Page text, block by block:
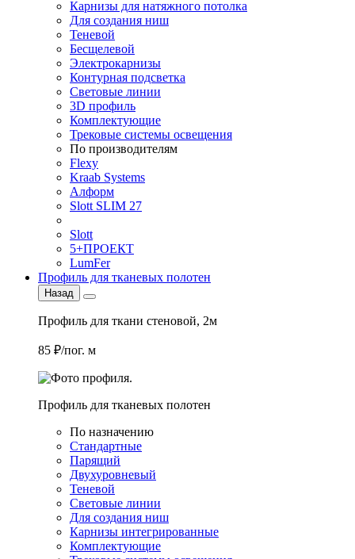
Карнизы для натяжного потолка
Для создания ниш
Теневой
Бесщелевой
Электрокарнизы
Контурная подсветка
Световые линии
3D профиль
Комплектующие
Трековые системы освещения
По производителям
Flexy
Kraab Systems
Алформ
Slott SLIM 27
Slott
5+ПРОЕКТ
LumFer
Профиль для тканевых полотен
Назад
Профиль для ткани стеновой, 2м
85 ₽/пог. м
Профиль для тканевых полотен
По назначению
Стандартные
Парящий
Двухуровневый
Теневой
Световые линии
Для создания ниш
Карнизы интегрированные
Комплектующие